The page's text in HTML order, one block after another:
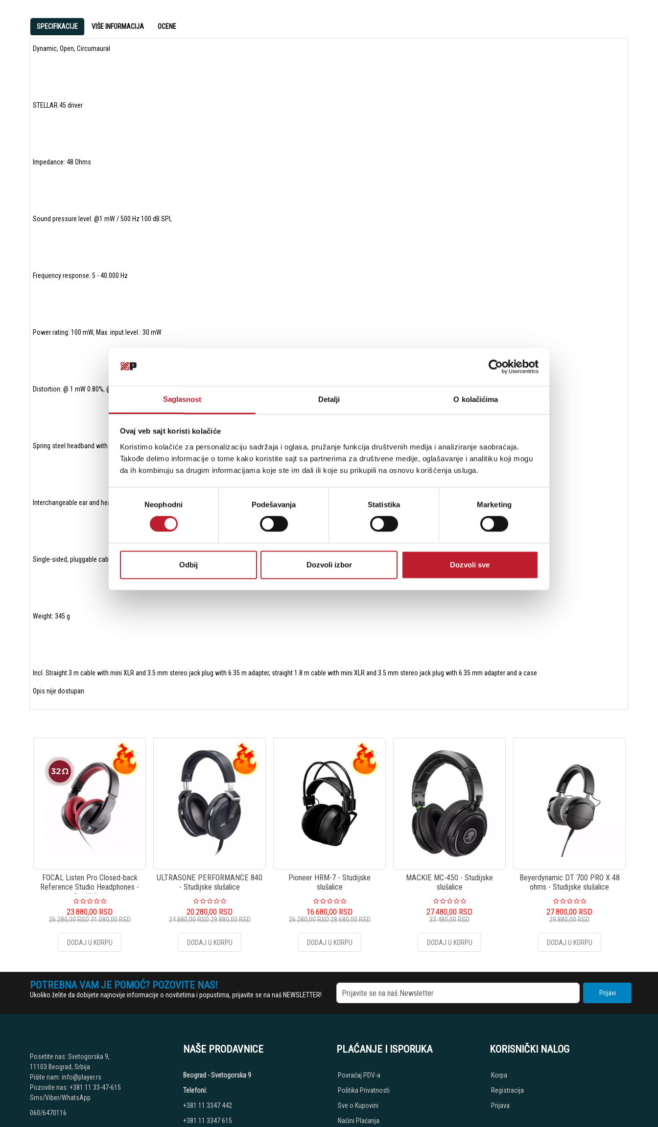
Saglasnost Detalji O kolačićima
Ovaj veb sajt koristi kolačiće
Koristimo kolačiće za personalizaciju sadržaja i oglasa, pružanje funkcija društvenih medija i analiziranje saobraćaja.
Takođe delimo informacije o tome kako koristite sajt sa partnerima za društvene medije, oglašavanje i analitiku koji mogu
da ih kombinuju sa drugim informacijama koje ste im dali ili koje su prikupili na osnovu korišćenja usluga.
сагласностиNeophodni Podešavanja Statistika Marketing
Odbij Dozvoli izbor Dozvoli sve
SPECIFIKACIJE VIŠE INFORMACIJA OCENE
Dynamic, Open, Circumaural
STELLAR.45 driver
Impedance: 48 Ohms
Sound pressure level: @1 mW / 500 Hz 100 dB SPL
Frequency response: 5 - 40.000 Hz
Power rating: 100 mW, Max. input level : 30 mW
Distortion: @ 1 mW 0.80%, @ 100 Hz (0.05% @ 500 Hz , 0.04% @ 1 kHz)
Spring steel headband with memory foam
Interchangeable ear and head pads, Velour ear pads
Single-sided, pluggable cable
Weight: 345 g
Incl. Straight 3 m cable with mini XLR and 3.5 mm stereo jack plug with 6.35 m adapter, straight 1.8 m cable with mini XLR and 3.5 mm stereo jack plug with 6.35 mm adapter and a case
Opis nije dostupan
FOCAL Listen Pro Closed-back
Reference Studio Headphones -
Studijske...
23.880,00 RSD
26.280,00RSD31.080,00RSD
DODAJ U KORPU
ULTRASONE PERFORMANCE 840
- Studijske slušalice
20.280,00 RSD
24.880,00RSD29.880,00RSD
DODAJ U KORPU
Pioneer HRM-7 - Studijske
slušalice
16.680,00 RSD
26.280,00RSD28.680,00RSD
DODAJ U KORPU
MACKIE MC-450 - Studijske
slušalice
27.480,00 RSD
33.480,00RSD
DODAJ U KORPU
Beyerdynamic DT 700 PRO X 48
ohms - Studijske slušalice
27.800,00 RSD
29.880,00RSD
DODAJ U KORPU
POTREBNA VAM JE POMOĆ? POZOVITE NAS!
Ukoliko želite da dobijete najnovije informacije o novitetima i popustima, prijavite se na naš NEWSLETTER! Prijavi
Posetite nas: Svetogorska 9,
11103 Beograd, Srbija
Pišite nam: info@player.rs
Pozovite nas: +381 11 33-47-615
Sms/Viber/WhatsApp
060/6470116
NAŠE PRODAVNICE
Beograd - Svetogorska 9
Telefoni:
+381 11 3347 442
+381 11 3347 615
PLAĆANJE I ISPORUKA
Povraćaj PDV-a
Politika Privatnosti
Sve o Kupovini
Načini Plaćanja
KORISNIČKI NALOG
Korpa
Registracija
Prijava